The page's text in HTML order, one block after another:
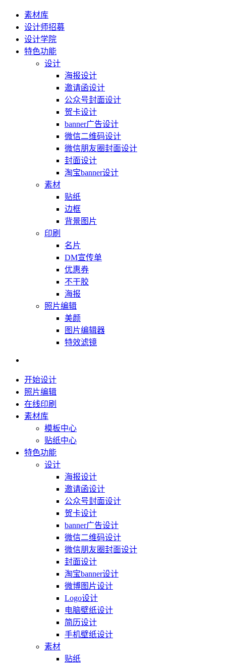
素材库
设计师招募
设计学院
特色功能
设计
海报设计
邀请函设计
公众号封面设计
贺卡设计
banner广告设计
微信二维码设计
微信朋友圈封面设计
封面设计
淘宝banner设计
素材
贴纸
边框
背景图片
印刷
名片
DM宣传单
优惠券
不干胶
海报
照片编辑
美颜
图片编辑器
特效滤镜
开始设计
照片编辑
在线印刷
素材库
模板中心
贴纸中心
特色功能
设计
海报设计
邀请函设计
公众号封面设计
贺卡设计
banner广告设计
微信二维码设计
微信朋友圈封面设计
封面设计
淘宝banner设计
微博图片设计
Logo设计
电脑壁纸设计
简历设计
手机壁纸设计
素材
贴纸